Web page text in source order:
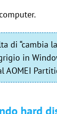
di “cambia
in
AOMEI
hard